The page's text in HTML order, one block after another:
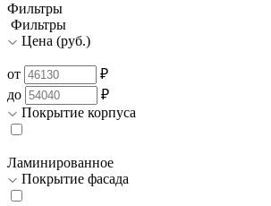
Фильтры
Фильтры
Цена (руб.)
от
₽
до
₽
Покрытие корпуса
Ламинированное
Покрытие фасада